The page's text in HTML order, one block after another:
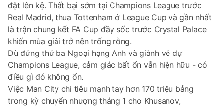
đặt lên kệ. Thất bại sớm tại Champions League trước
Real Madrid, thua Tottenham ở League Cup và gần nhất
là trận chung kết FA Cup đầy sốc trước Crystal Palace
khiến mùa giải trở nên trống rỗng.
Dù đứng thứ ba Ngoại hạng Anh và giành vé dự
Champions League, cảm giác bất ổn vẫn hiện hữu - có
điều gì đó không ổn.
Việc Man City chi tiêu mạnh tay hơn 170 triệu bảng
trong kỳ chuyển nhượng tháng 1 cho Khusanov,